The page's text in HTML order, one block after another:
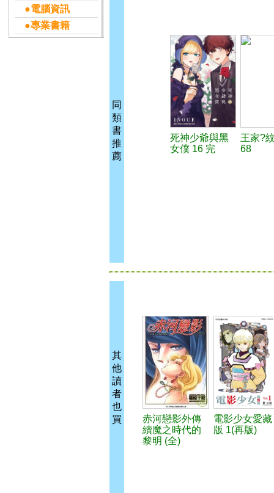
●電腦資訊
●專業書籍
同
類
書
推
薦
死神少爺與黑
女僕 16 完
王家?
68
其
他
讀
者
也
買
赤河戀影外傳
續魔之時代的
黎明 (全)
電影少女愛藏
版 1(再版)